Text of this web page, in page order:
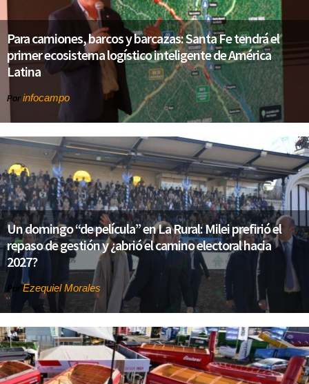
Para camiones, barcos y barcazas: Santa Fe tendrá el
primer ecosistema logístico inteligente de América
Latina
Por infocampo
Un domingo “de película” en La Rural: Milei prefirió el
repaso de gestión y ¿abrió el camino electoral hacia
2027?
Por Ezequiel Morales